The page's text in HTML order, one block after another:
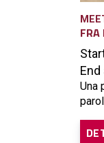
FRA
End
Una